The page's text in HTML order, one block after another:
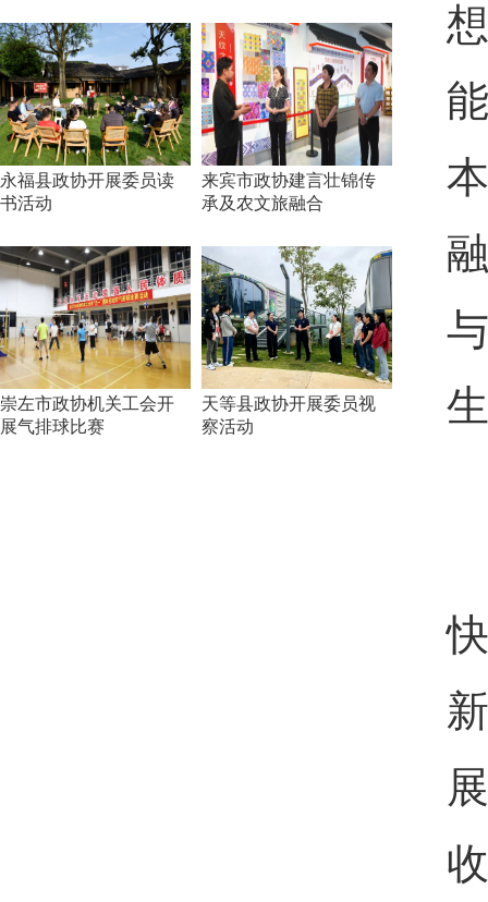
永福县政协开展委员读
书活动
来宾市政协建言壮锦传
承及农文旅融合
崇左市政协机关工会开
展气排球比赛
天等县政协开展委员视
察活动